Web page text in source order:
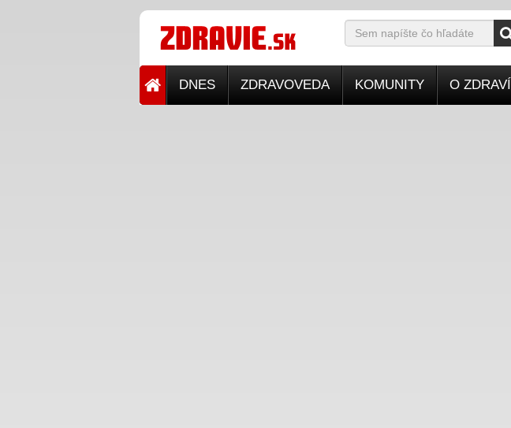
DNES ZDRAVOVEDA KOMUNITY O ZDRAVÍ